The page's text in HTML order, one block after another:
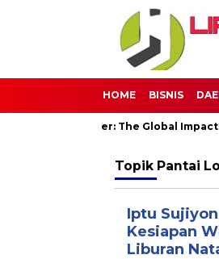
HOME BISNIS
Through Soccer: The Global Impact
Topik Pantai
Iptu
Kesiapan
Liburan